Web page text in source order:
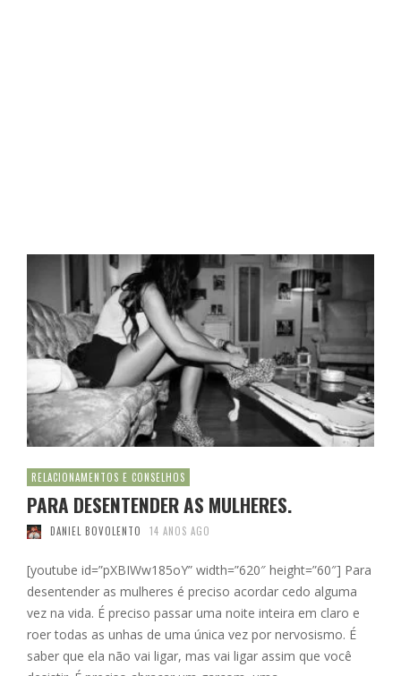
RELACIONAMENTOS E CONSELHOS
PARA DESENTENDER AS MULHERES.
DANIEL BOVOLENTO 14 ANOS AGO
[youtube id=”pXBIWw185oY” width=”620″ height=”60″] Para
desentender as mulheres é preciso acordar cedo alguma
vez na vida. É preciso passar uma noite inteira em claro e
roer todas as unhas de uma única vez por nervosismo. É
saber que ela não vai ligar, mas vai ligar assim que você